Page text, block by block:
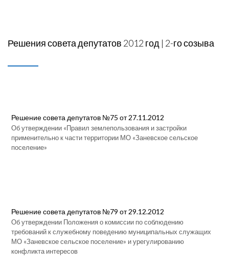
Решения совета депутатов 2012 год | 2-го созыва
Решение совета депутатов №75 от 27.11.2012
Об утверждении «Правил землепользования и застройки
применительно к части территории МО «Заневское сельское
поселение»
Решение совета депутатов №79 от 29.12.2012
Об утверждении Положения о комиссии по соблюдению
требований к служебному поведению муниципальных служащих
МО «Заневское сельское поселение» и урегулированию
конфликта интересов